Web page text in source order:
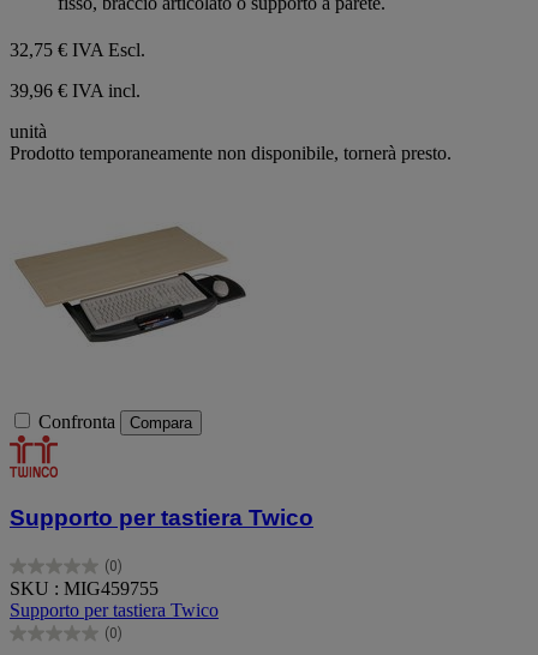
32,75 € IVA Escl.
39,96 € IVA incl.
unità
Prodotto temporaneamente non disponibile, tornerà presto.
Confronta Compara
Supporto per tastiera Twico
(0)
0.0
su
5
stelle.
SKU : MIG459755
Supporto per tastiera Twico
(0)
0.0